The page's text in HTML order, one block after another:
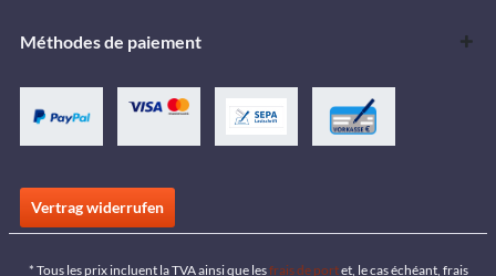
Méthodes de paiement
Vertrag widerrufen
* Tous les prix incluent la TVA ainsi que lesfrais de portet, le cas échéant, frais